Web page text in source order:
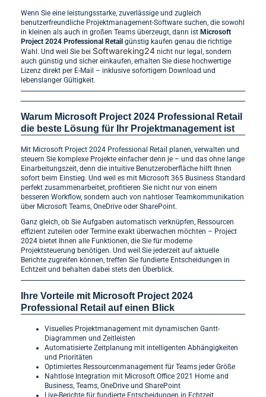
Wenn Sie eine leistungsstarke, zuverlässige und zugleich
benutzerfreundliche Projektmanagement-Software suchen, die sowohl
in kleinen als auch in großen Teams überzeugt, dann ist Microsoft
Project 2024 Professional Retail günstig kaufen genau die richtige
Wahl. Und weil Sie bei Softwareking24 nicht nur legal, sondern
auch günstig und sicher einkaufen, erhalten Sie diese hochwertige
Lizenz direkt per E-Mail – inklusive sofortigem Download und
lebenslanger Gültigkeit.
Warum Microsoft Project 2024 Professional Retail
die beste Lösung für Ihr Projektmanagement ist
Mit Microsoft Project 2024 Professional Retail planen, verwalten und
steuern Sie komplexe Projekte einfacher denn je – und das ohne lange
Einarbeitungszeit, denn die intuitive Benutzeroberfläche hilft Ihnen
sofort beim Einstieg. Und weil es mit Microsoft 365 Business Standard
perfekt zusammenarbeitet, profitieren Sie nicht nur von einem
besseren Workflow, sondern auch von nahtloser Teamkommunikation
über Microsoft Teams, OneDrive oder SharePoint.
Ganz gleich, ob Sie Aufgaben automatisch verknüpfen, Ressourcen
effizient zuteilen oder Termine exakt überwachen möchten – Project
2024 bietet Ihnen alle Funktionen, die Sie für moderne
Projektsteuerung benötigen. Und weil Sie jederzeit auf aktuelle
Berichte zugreifen können, treffen Sie fundierte Entscheidungen in
Echtzeit und behalten dabei stets den Überblick.
Ihre Vorteile mit Microsoft Project 2024
Professional Retail auf einen Blick
Visuelles Projektmanagement mit dynamischen Gantt-
Diagrammen und Zeitleisten
Automatisierte Zeitplanung mit intelligenten Abhängigkeiten
und Prioritäten
Optimiertes Ressourcenmanagement für Teams jeder Größe
Nahtlose Integration mit Microsoft Office 2021 Home and
Business, Teams, OneDrive und SharePoint
Live-Berichte für fundierte Entscheidungen in Echtzeit